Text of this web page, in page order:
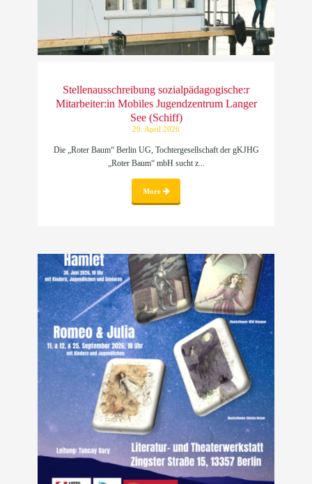
Stellenausschreibung sozialpädagogische:r
Mitarbeiter:in Mobiles Jugendzentrum Langer
See (Schiff)
29. April 2026
Die „Roter Baum“ Berlin UG, Tochtergesellschaft der gKJHG
„Roter Baum“ mbH sucht z...
More